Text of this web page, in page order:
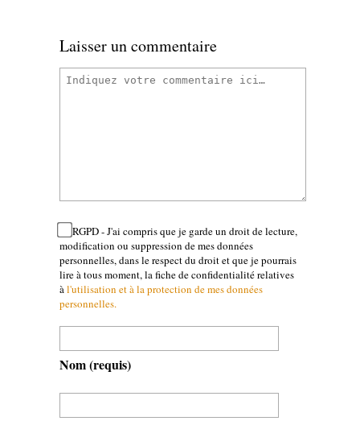
Laisser un commentaire
RGPD - J'ai compris que je garde un droit de lecture,
modification ou suppression de mes données
personnelles, dans le respect du droit et que je pourrais
lire à tous moment, la fiche de confidentialité relatives
àl'utilisation et à la protection de mes données
personnelles.
Nom(requis)